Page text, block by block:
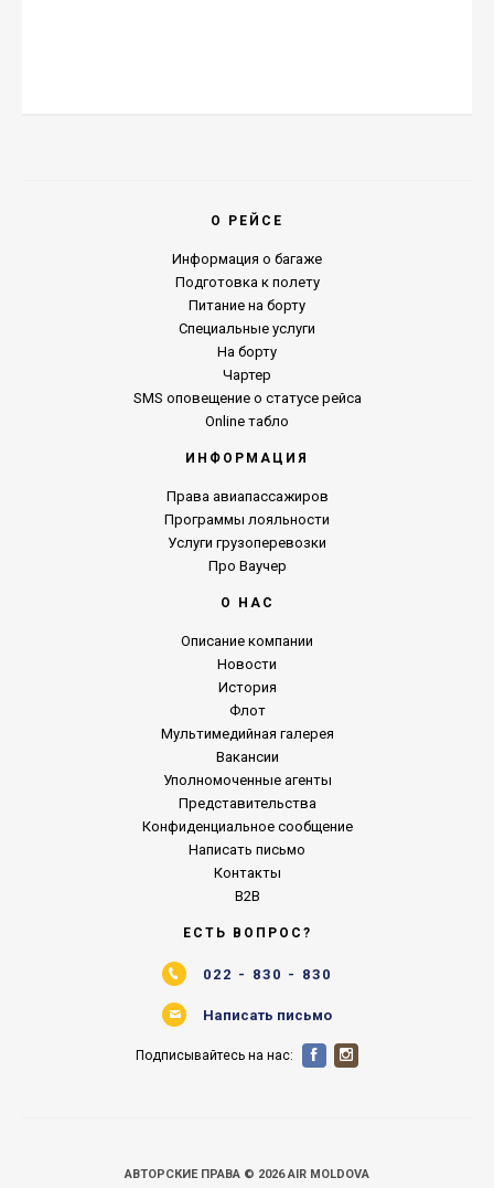
О РЕЙСЕ
Информация о багаже
Подготовка к полету
Питание на борту
Специальные услуги
На борту
Чартер
SMS оповещение о статусе рейса
Online табло
ИНФОРМАЦИЯ
Права авиапассажиров
Программы лояльности
Услуги грузоперевозки
Про Ваучер
О НАС
Описание компании
Новости
История
Флот
Мультимедийная галерея
Вакансии
Уполномоченные агенты
Представительства
Конфиденциальное сообщение
Написать письмо
Контакты
B2B
ЕСТЬ ВОПРОС?
022 - 830 - 830
Написать письмо
Подписывайтесь на нас:
АВТОРСКИЕ ПРАВА © 2026 AIR MOLDOVA